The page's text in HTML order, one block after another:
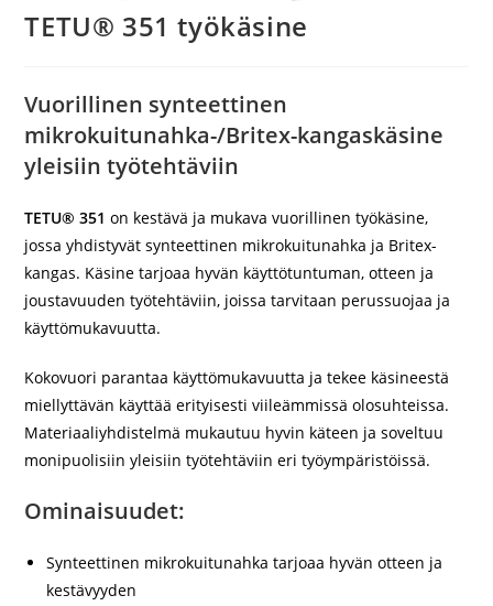
TETU® 351 työkäsine
Vuorillinen synteettinen
mikrokuitunahka-/Britex-kangaskäsine
yleisiin työtehtäviin
TETU® 351 on kestävä ja mukava vuorillinen työkäsine,
jossa yhdistyvät synteettinen mikrokuitunahka ja Britex-
kangas. Käsine tarjoaa hyvän käyttötuntuman, otteen ja
joustavuuden työtehtäviin, joissa tarvitaan perussuojaa ja
käyttömukavuutta.
Kokovuori parantaa käyttömukavuutta ja tekee käsineestä
miellyttävän käyttää erityisesti viileämmissä olosuhteissa.
Materiaaliyhdistelmä mukautuu hyvin käteen ja soveltuu
monipuolisiin yleisiin työtehtäviin eri työympäristöissä.
Ominaisuudet:
Synteettinen mikrokuitunahka tarjoaa hyvän otteen ja
kestävyyden